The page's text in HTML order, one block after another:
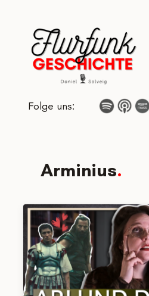
springen
Folge uns:
Arminius